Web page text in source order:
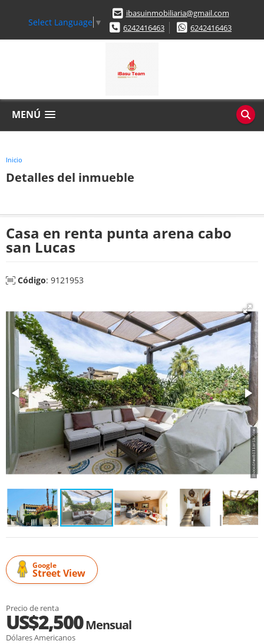
Select Language ▼
ibasuinmobiliaria@gmail.com
6242416463
6242416463
MENÚ
Inicio
Detalles del inmueble
Casa en renta punta arena cabo
san Lucas
Código: 9121953
Google
Street View
Precio de renta
US$2,500Mensual
Dólares Americanos